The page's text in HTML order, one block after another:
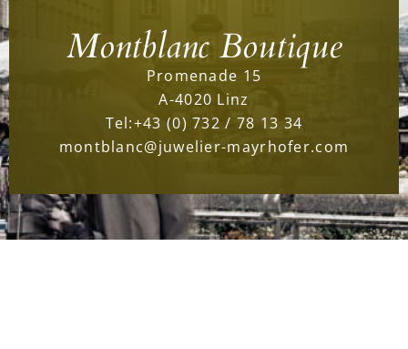
Montblanc Boutique
Promenade 15
A-4020 Linz
Tel:+43 (0) 732 / 78 13 34
montblanc@juwelier-mayrhofer.com